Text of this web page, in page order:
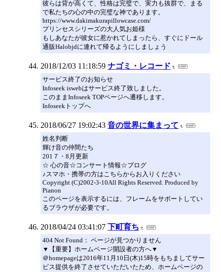
彼らは背が高くて、性格は完璧で、実力も抜群で、まる
で私たちの心の中の完璧な神であります。
https://www.dakimakurapillowcase.com/
プリンセスシリーズの大人気お姫様
もしあなたが彼女に惹かれてしまったら、すぐにドール
通販Halobjdに連れて帰るようにしましょう
2018/12/03 11:18:59 ナゴミ・レコード
サービス終了のお知らせ
Infoseek iswebはサービス終了致しました。
このままInfoseek TOPページへ遷移します。
Infoseekトップへ
2018/06/27 19:02:43 音の世界に集まって
姓名判断
輝け音の仲間たち
201７・8月更新
☆ 心の音☆コンサート情報☆ブログ
♪スマホ・携帯の方はこちらからお入りください
Copyright (C)2002-3-10All Rights Reserved. Produced by
Pianon
このページを表示するには、フレームをサポートしてい
るブラウザが必要です。
2018/04/24 03:41:07 下町育ち
404 Not Found： ページが見つかりません
▼【重要】ホームページ開設者の方へ▼
＠homepageは2016年11月10日(木)15時をもちましてサー
ビス提供を終了させていただいたため、ホームページの